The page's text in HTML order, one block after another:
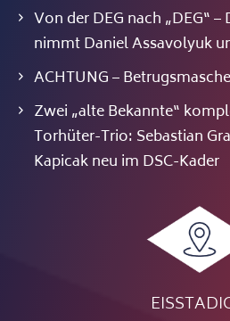
Von der DEG nach „DEG“
nimmt Daniel Assavolyuk
ACHTUNG –
Zwei „alte Bekannte“
Torhüter-Trio: Sebastian
Kapicak neu im DSC-Kader